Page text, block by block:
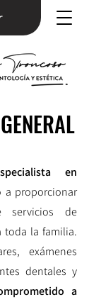
en
a proporcionar
servicios de
toda la familia.
exámenes
dentales y
a